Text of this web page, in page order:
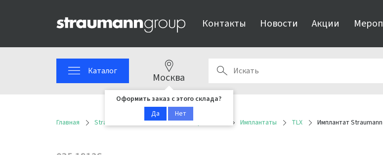
Контакты Новости Акции
Каталог Москва
Оформить заказ с этого склада?
Да
Нет
Главная Straumann Имплантационные решения Имплантаты TLX Имплантат